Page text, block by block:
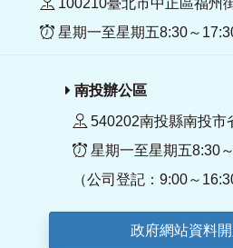
星期一至星期五8:30～
南投辦公區
540202南投縣南投市
星期一至星期五8:30
（公司登記：9:00～
政府網站資料